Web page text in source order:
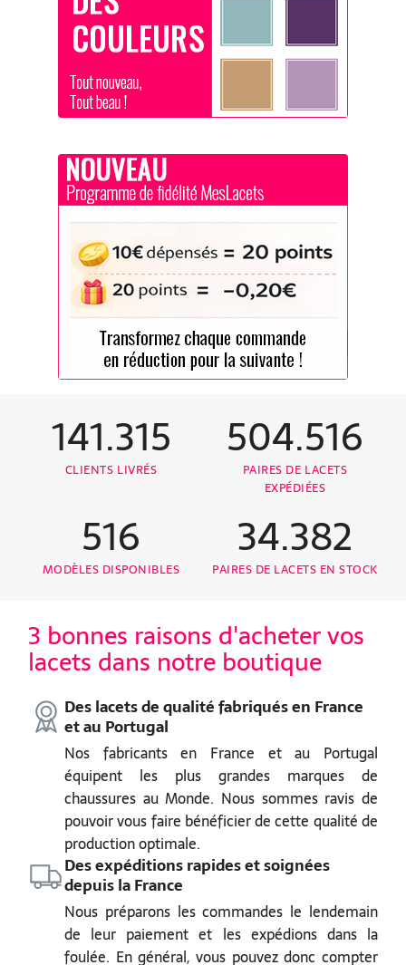
141.315
CLIENTS LIVRÉS
504.516
PAIRES DE LACETS
EXPÉDIÉES
516
MODÈLES DISPONIBLES
34.382
PAIRES DE LACETS EN STOCK
3 bonnes raisons d'acheter vos
lacets dans notre boutique
Des lacets de qualité fabriqués en France
et au Portugal
Nos fabricants en France et au Portugal
équipent les plus grandes marques de
chaussures au Monde. Nous sommes ravis de
pouvoir vous faire bénéficier de cette qualité de
production optimale.
Des expéditions rapides et soignées
depuis la France
Nous préparons les commandes le lendemain
de leur paiement et les expédions dans la
foulée. En général, vous pouvez donc compter